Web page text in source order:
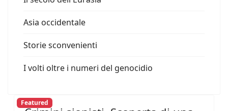
Asia occidentale
Storie sconvenienti
I volti oltre i numeri del genocidio
Featured